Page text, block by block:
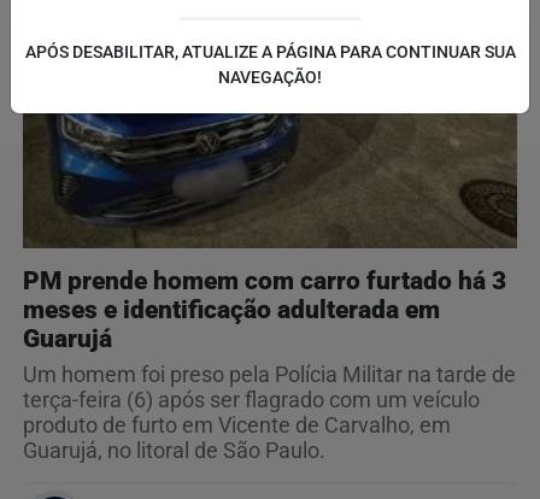
PM prende homem com carro furtado há 3
meses e identificação adulterada em
Guarujá
Um homem foi preso pela Polícia Militar na tarde de
terça-feira (6) após ser flagrado com um veículo
produto de furto em Vicente de Carvalho, em
Guarujá, no litoral de São Paulo.
APÓS DESABILITAR, ATUALIZE A PÁGINA PARA CONTINUAR SUA
NAVEGAÇÃO!